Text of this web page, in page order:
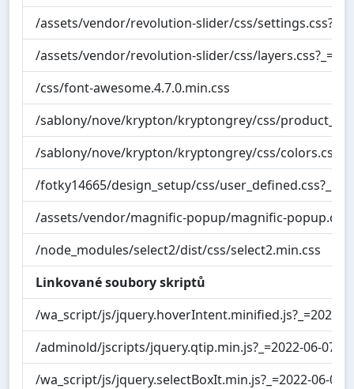
/assets/vendor/revolution-slider/css/
/assets/vendor/revolution-slider/css/
/css/font-awesome.4.7.0.min.css
/sablony/nove/krypton/kryptongrey/css/
/sablony/nove/krypton/kryptongrey/css/
/fotky14665/design_setup/css/
/assets/vendor/magnific-popup/magnific-popup.css
/node_modules/select2/dist/css/select2.min.css
Linkované soubory skriptů
/wa_script/js/jquery.hoverIntent.minified.js?_=2022-
/adminold/jscripts/jquery.qtip.min.js?_=2022-06-07-
/wa_script/js/jquery.selectBoxIt.min.js?_=2022-06-07-